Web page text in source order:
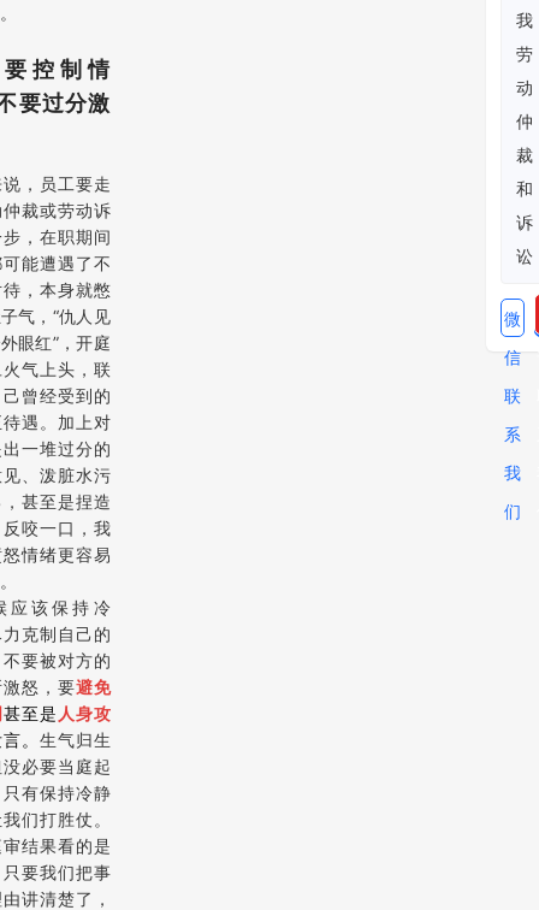
么
控制情
要过分激
，员工要走
裁或劳动诉
，在职期间
能遭遇了不
，本身就憋
气，“仇人见
眼红”，开庭
气上头，联
曾经受到的
遇。加上对
一堆过分的
、泼脏水污
甚至是捏造
咬一口，我
情绪更容易
应该保持冷
克制自己的
要被对方的
怒，要避免
甚至是 人身攻
。 生气归生
必要当庭起
有保持冷静
们打胜仗。
结果看的是
要我们把事
讲清楚了，
我
劳
动
仲
裁
和
诉
讼
微
信
联
系
我
们